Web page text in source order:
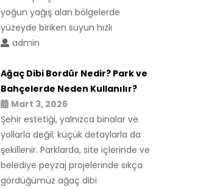
yoğun yağış alan bölgelerde
yüzeyde biriken suyun hızlı
admin
Ağaç Dibi Bordür Nedir? Park ve
Bahçelerde Neden Kullanılır?
Mart 3, 2026
Şehir estetiği, yalnızca binalar ve
yollarla değil; küçük detaylarla da
şekillenir. Parklarda, site içlerinde ve
belediye peyzaj projelerinde sıkça
gördüğümüz ağaç dibi